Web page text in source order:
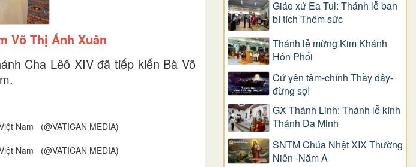
Võ Thị Ánh Xuân
Cha Lêô XIV đã tiếp kiến Bà Võ
Nam (@VATICAN MEDIA)
Nam (@VATICAN MEDIA)
Giáo xứ Ea Tul: Thánh lễ ban
bí tích Thêm sức
Thánh lễ mừng Kim Khánh
Hôn Phối
Cứ yên tâm-chính Thầy đây-
đừng sợ!
GX Thánh Linh: Thánh lễ kính
Thánh Đa Minh
SNTM Chúa Nhật XIX Thường
Niên -Năm A